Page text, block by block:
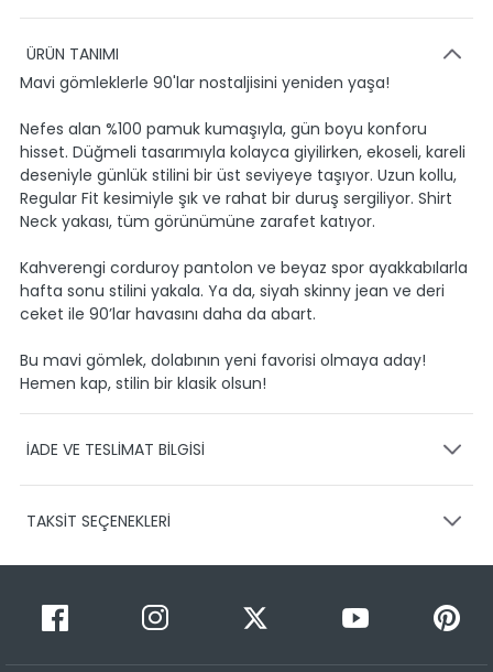
ÜRÜN TANIMI
Mavi gömleklerle 90'lar nostaljisini yeniden yaşa!
Nefes alan %100 pamuk kumaşıyla, gün boyu konforu
hisset. Düğmeli tasarımıyla kolayca giyilirken, ekoseli, kareli
deseniyle günlük stilini bir üst seviyeye taşıyor. Uzun kollu,
Regular Fit kesimiyle şık ve rahat bir duruş sergiliyor. Shirt
Neck yakası, tüm görünümüne zarafet katıyor.
Kahverengi corduroy pantolon ve beyaz spor ayakkabılarla
hafta sonu stilini yakala. Ya da, siyah skinny jean ve deri
ceket ile 90’lar havasını daha da abart.
Bu mavi gömlek, dolabının yeni favorisi olmaya aday!
Hemen kap, stilin bir klasik olsun!
İADE VE TESLİMAT BİLGİSİ
Ürünlerinizin gönderimini anlaşmalı olduğumuz PTT,
1-3 iş günü içerisinde kargoya teslim edilir.
Siparişimin kargo takibini nasıl yapabilirim?
TAKSİT SEÇENEKLERİ
Taksit Sayısı Taksit Miktarı
Taksitli Tutar
Toplam
699,99 TL